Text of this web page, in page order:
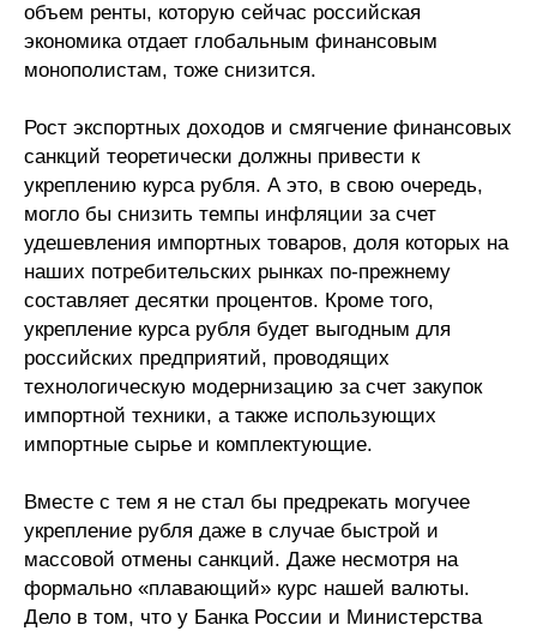
объем ренты, которую сейчас российская
экономика отдает глобальным финансовым
монополистам, тоже снизится.
Рост экспортных доходов и смягчение финансовых
санкций теоретически должны привести к
укреплению курса рубля. А это, в свою очередь,
могло бы снизить темпы инфляции за счет
удешевления импортных товаров, доля которых на
наших потребительских рынках по-прежнему
составляет десятки процентов. Кроме того,
укрепление курса рубля будет выгодным для
российских предприятий, проводящих
технологическую модернизацию за счет закупок
импортной техники, а также использующих
импортные сырье и комплектующие.
Вместе с тем я не стал бы предрекать могучее
укрепление рубля даже в случае быстрой и
массовой отмены санкций. Даже несмотря на
формально «плавающий» курс нашей валюты.
Дело в том, что у Банка России и Министерства